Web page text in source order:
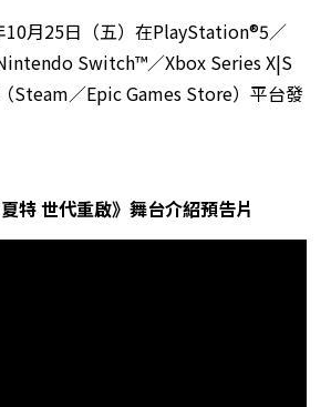
10月25日（五）在PlayStation®5／
Switch™／Xbox Series X|S
Steam／Epic Games Store）平台發
特 世代重啟》舞台介紹預告片